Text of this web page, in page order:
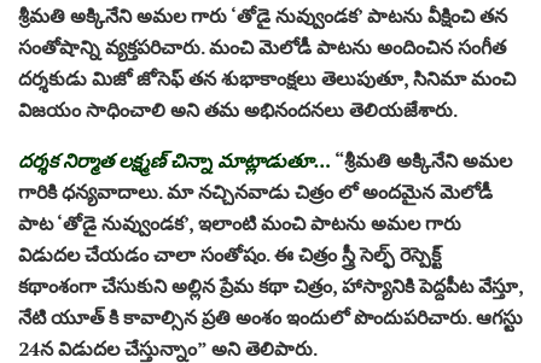
శ్రీమతి అక్కినేని అమల గారు ‘తోడై నువ్వుండక’ పాటను వీక్షించి తన
సంతోషాన్ని వ్యక్తపరిచారు. మంచి మెలోడీ పాటను అందించిన సంగీత
దర్శకుడు మిజో జోసెఫ్ తన శుభాకాంక్షలు తెలుపుతూ, సినిమా మంచి
విజయం సాధించాలి అని తమ అభినందనలు తెలియజేశారు.
దర్శక నిర్మాత లక్ష్మణ్ చిన్నా మాట్లాడుతూ… “శ్రీమతి అక్కినేని అమల
గారికి ధన్యవాదాలు. మా నచ్చినవాడు చిత్రం లో అందమైన మెలోడీ
పాట ‘తోడై నువ్వుండక’, ఇలాంటి మంచి పాటను అమల గారు
విడుదల చేయడం చాలా సంతోషం. ఈ చిత్రం స్త్రీ సెల్ఫ్ రెస్పెక్ట్
కథాంశంగా చేసుకుని అల్లిన ప్రేమ కథా చిత్రం, హాస్యానికి పెద్దపీట వేస్తూ,
నేటి యూత్ కి కావాల్సిన ప్రతి అంశం ఇందులో పొందుపరిచారు. ఆగస్టు
24న విడుదల చేస్తున్నాం” అని తెలిపారు.